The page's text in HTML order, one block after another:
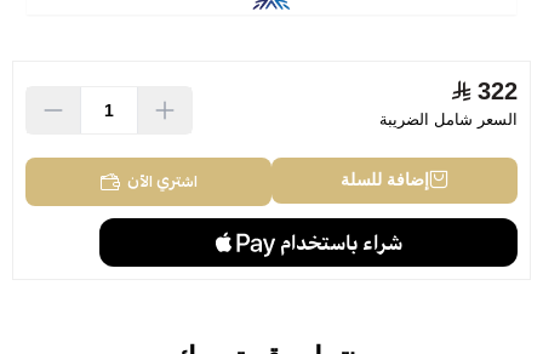
322
السعر شامل الضريبة
إضافة للسلة اشتري الآن